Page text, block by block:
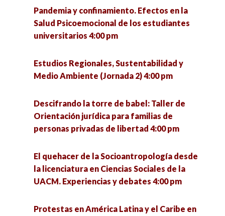
la educación popular 5:00 pm
¿Qué se investiga hoy en un doctorado en
Seminario «La utopía política» (1a sesión) 6:00
VII Jornadas de Políticas Públicas ante los
desafíos urbanos. Riesgos, cultura y
La Guerra de Florencia 5:00 pm
y paradigmas educativos. 5:00 pm
del modelo de reinserción social en el CERESO
Hermosillo I 5:00 pm
retrospectiva desde México prehispánico
perspectiva hasta la 4T. 5:00 pm
ciencias sociales? 5:00 pm
Pandemia y confinamiento. Efectos en la
Salud Psicoemocional de los estudiantes
universitarios 4:00 pm
Estudios Regionales, Sustentabilidad y
Medio Ambiente (Jornada 2) 4:00 pm
Descifrando la torre de babel: Taller de
Orientación jurídica para familias de
personas privadas de libertad 4:00 pm
El quehacer de la Socioantropología desde
la licenciatura en Ciencias Sociales de la
UACM. Experiencias y debates 4:00 pm
Protestas en América Latina y el Caribe en